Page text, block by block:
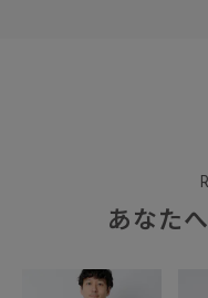
あなた